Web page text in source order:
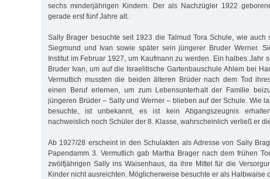
sechs minderjährigen Kindern. Der als Nachzügler 1922
gerade erst fünf Jahre alt.
Sally Brager besuchte seit 1923 die Talmud Tora Schule, wie auch
Siegmund und Ivan sowie später sein jüngerer Bruder Werner.
Institut im Februar 1927, um Kaufmann zu werden. Ein halbes Jahr
Bruder Ivan, um auf die Israelitische Gartenbauschule Ahlem bei
Vermutlich mussten die beiden älteren Brüder nach dem Tod
einen Beruf erlernen, um zum Lebensunterhalt der Familie
jüngeren Brüder – Sally und Werner – blieben auf der Schule. Wie
besuchte, ist unbekannt, es ist kein Abgangszeugnis
nachweislich noch Schüler der 8. Klasse, wahrscheinlich verließ er
Ab 1927/28 erscheint in den Schulakten als Adresse von Sally
Papendamm 3. Vermutlich gab Martha Brager nach dem frühen
zwölfjährigen Sally ins Waisenhaus, da ihre Mittel für die
Kinder nicht ausreichten. Möglicherweise besuchte er als Halbwaise